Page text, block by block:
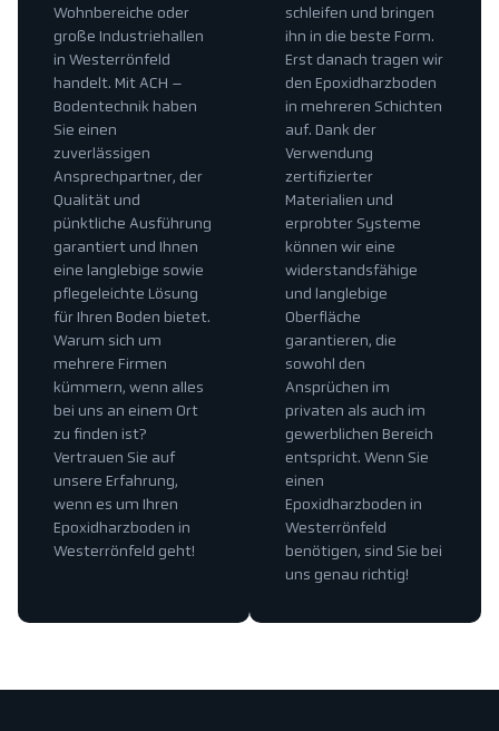
schleifen und bringen
ihn in die beste Form.
Erst danach tragen wir
den Epoxidharzboden
in mehreren Schichten
auf. Dank der
Verwendung
zertifizierter
Materialien und
erprobter Systeme
können wir eine
widerstandsfähige
und langlebige
Oberfläche
garantieren, die
sowohl den
Ansprüchen im
privaten als auch im
gewerblichen Bereich
entspricht. Wenn Sie
einen
Epoxidharzboden in
Westerrönfeld
benötigen, sind Sie bei
uns genau richtig!
Wohnbereiche oder
große Industriehallen
in Westerrönfeld
handelt. Mit ACH –
Bodentechnik haben
Sie einen
zuverlässigen
Ansprechpartner, der
Qualität und
pünktliche Ausführung
garantiert und Ihnen
eine langlebige sowie
pflegeleichte Lösung
für Ihren Boden bietet.
Warum sich um
mehrere Firmen
kümmern, wenn alles
bei uns an einem Ort
zu finden ist?
Vertrauen Sie auf
unsere Erfahrung,
wenn es um Ihren
Epoxidharzboden in
Westerrönfeld geht!